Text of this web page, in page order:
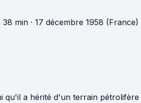
38 min · 17 décembre 1958 (France)
qu'il a hérité d'un terrain